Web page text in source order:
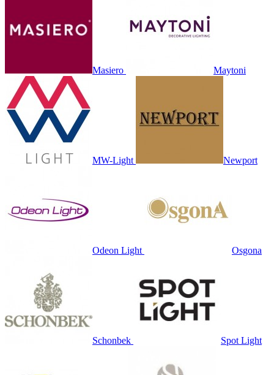
Masiero Maytoni
MW-Light Newport
Odeon Light Osgona
Schonbek Spot Light